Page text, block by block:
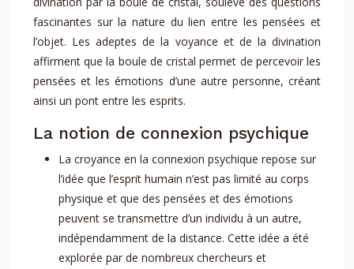
fascinantes sur la nature du lien entre les pensées et
l’objet. Les adeptes de la voyance et de la divination
affirment que la boule de cristal permet de percevoir les
pensées et les émotions d’une autre personne, créant
ainsi un pont entre les esprits.
La notion de connexion psychique
La croyance en la connexion psychique repose sur
l’idée que l’esprit humain n’est pas limité au corps
physique et que des pensées et des émotions
peuvent se transmettre d’un individu à un autre,
indépendamment de la distance. Cette idée a été
explorée par de nombreux chercheurs et